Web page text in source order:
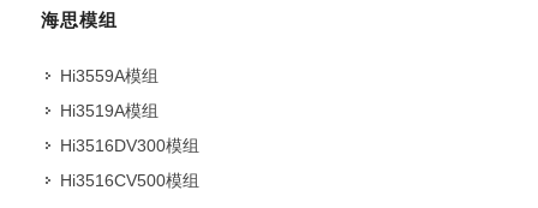
海思模组
Hi3559A模组
Hi3519A模组
Hi3516DV300模组
Hi3516CV500模组